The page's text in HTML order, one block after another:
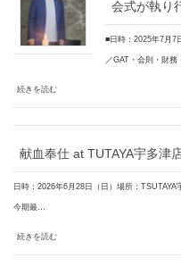
会式が執り
■日時：2025年7月7
／GAT・会則・財
続きを読む
献血奉仕 at TUTAYA宇多津
日時：2026年6月28日（日）場所：
今期最…
続きを読む